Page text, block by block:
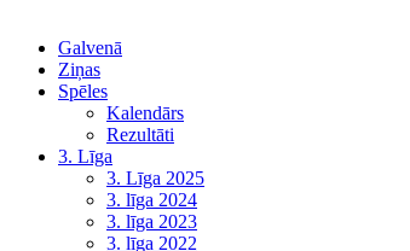
Galvenā
Ziņas
Spēles
Kalendārs
Rezultāti
3. Līga
3. Līga 2025
3. līga 2024
3. līga 2023
3. līga 2022